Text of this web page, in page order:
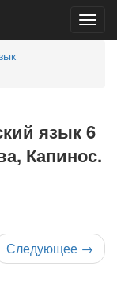
язык 6
Капинос.
Следующее →